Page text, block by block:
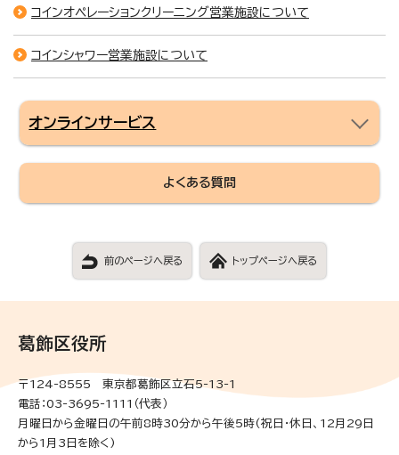
コインオペレーションクリーニング営業施設について
コインシャワー営業施設について
オンラインサービス
よくある質問
前のページへ戻る トップページへ戻る
葛飾区役所
〒124-8555 東京都葛飾区立石5-13-1
電話：03-3695-1111（代表）
月曜日から金曜日の午前8時30分から午後5時(祝日・休日、12月29日
から1月3日を除く)